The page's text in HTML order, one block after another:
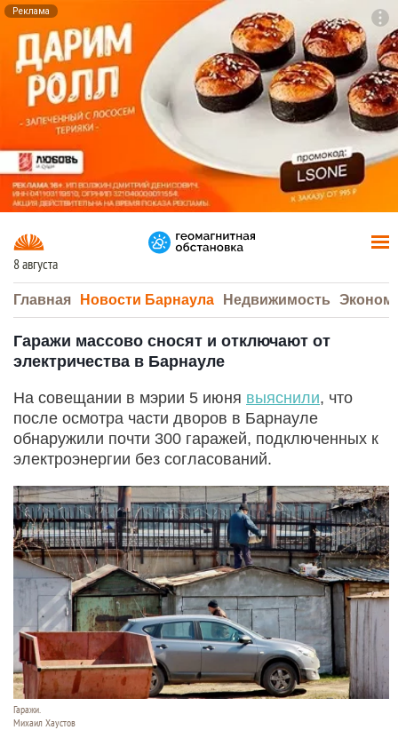
Реклама
8 августа
Главная Новости Барнаула Недвижимость
Гаражи массово сносят и отключают от
электричества в Барнауле
На совещании в мэрии 5 июня выяснили, что
после осмотра части дворов в Барнауле
обнаружили почти 300 гаражей, подключенных к
электроэнергии без согласований.
Гаражи.
Михаил Хаустов